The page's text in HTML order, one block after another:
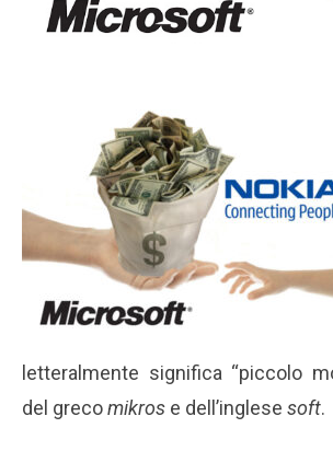
letteralmente significa “piccolo
del grecomikros e dell’inglese soft.